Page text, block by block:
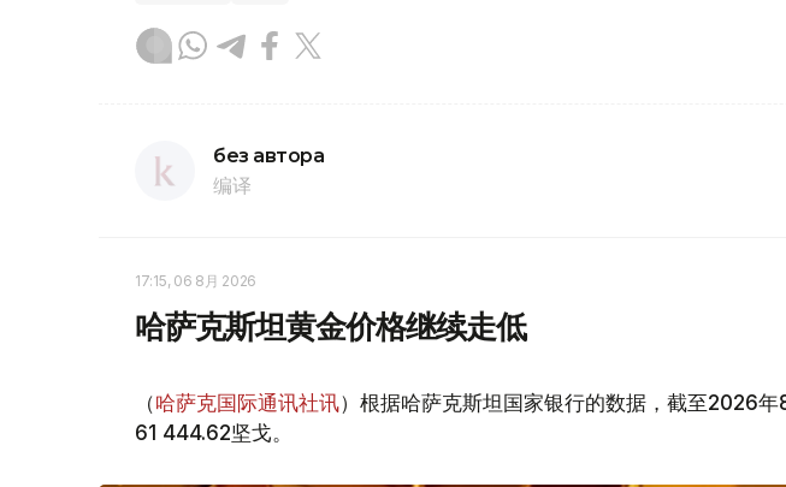
без автора
编译
17:15, 06 8月 2026
哈萨克斯坦黄金价格继续走低
（哈萨克国际通讯社讯）根据哈萨克斯坦国家银行的数据，截至2026
61 444.62坚戈。